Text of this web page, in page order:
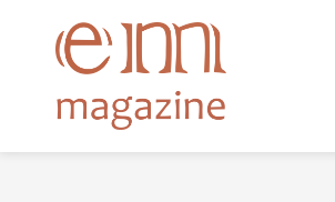
contenido